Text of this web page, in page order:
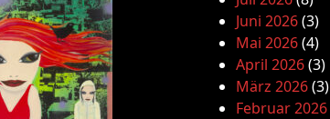
Juni 2026(3)
Mai 2026(4)
April 2026(3)
März 2026(3)
Februar 2026